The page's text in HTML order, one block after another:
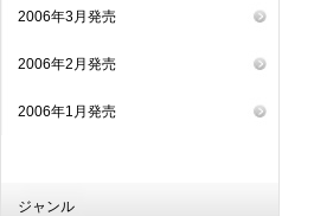
2006年3月発売
2006年2月発売
2006年1月発売
ジャンル